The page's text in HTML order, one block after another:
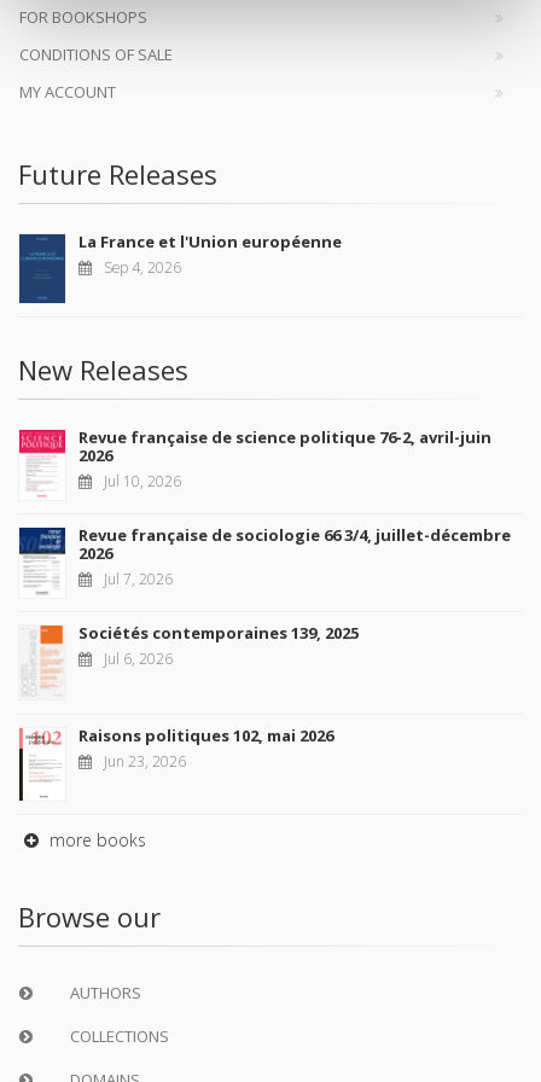
FOR BOOKSHOPS
CONDITIONS OF SALE
MY ACCOUNT
Future Releases
La France et l'Union européenne
Sep 4, 2026
New Releases
Revue française de science politique 76-2, avril-juin
2026
Jul 10, 2026
Revue française de sociologie 66 3/4, juillet-décembre
2026
Jul 7, 2026
Sociétés contemporaines 139, 2025
Jul 6, 2026
Raisons politiques 102, mai 2026
Jun 23, 2026
more books
Browse our
AUTHORS
COLLECTIONS